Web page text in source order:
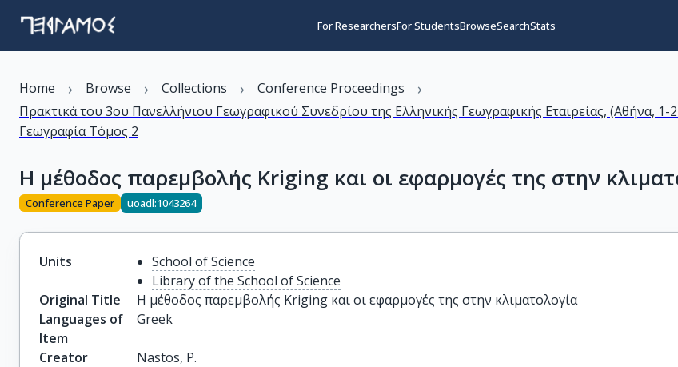
For ResearchersFor StudentsBrowseSearchStats
Home › Browse › Collections › Conference Proceedings ›
Πρακτικά του 3ου Πανελλήνιου Γεωγραφικού Συνεδρίου της Ελληνικής Γεωγραφικής Εταιρείας, (Αθήνα, 1-
Γεωγραφία Τόμος 2
Η μέθοδος παρεμβολής Kriging και οι εφαρμογές της στην
Conference Paper uoadl:1043264
Units
School of Science
Library of the School of Science
Original Title
Η μέθοδος παρεμβολής Kriging και οι εφαρμογές της στην κλιματολογία
Languages of
Item
Greek
Creator
Nastos, P.